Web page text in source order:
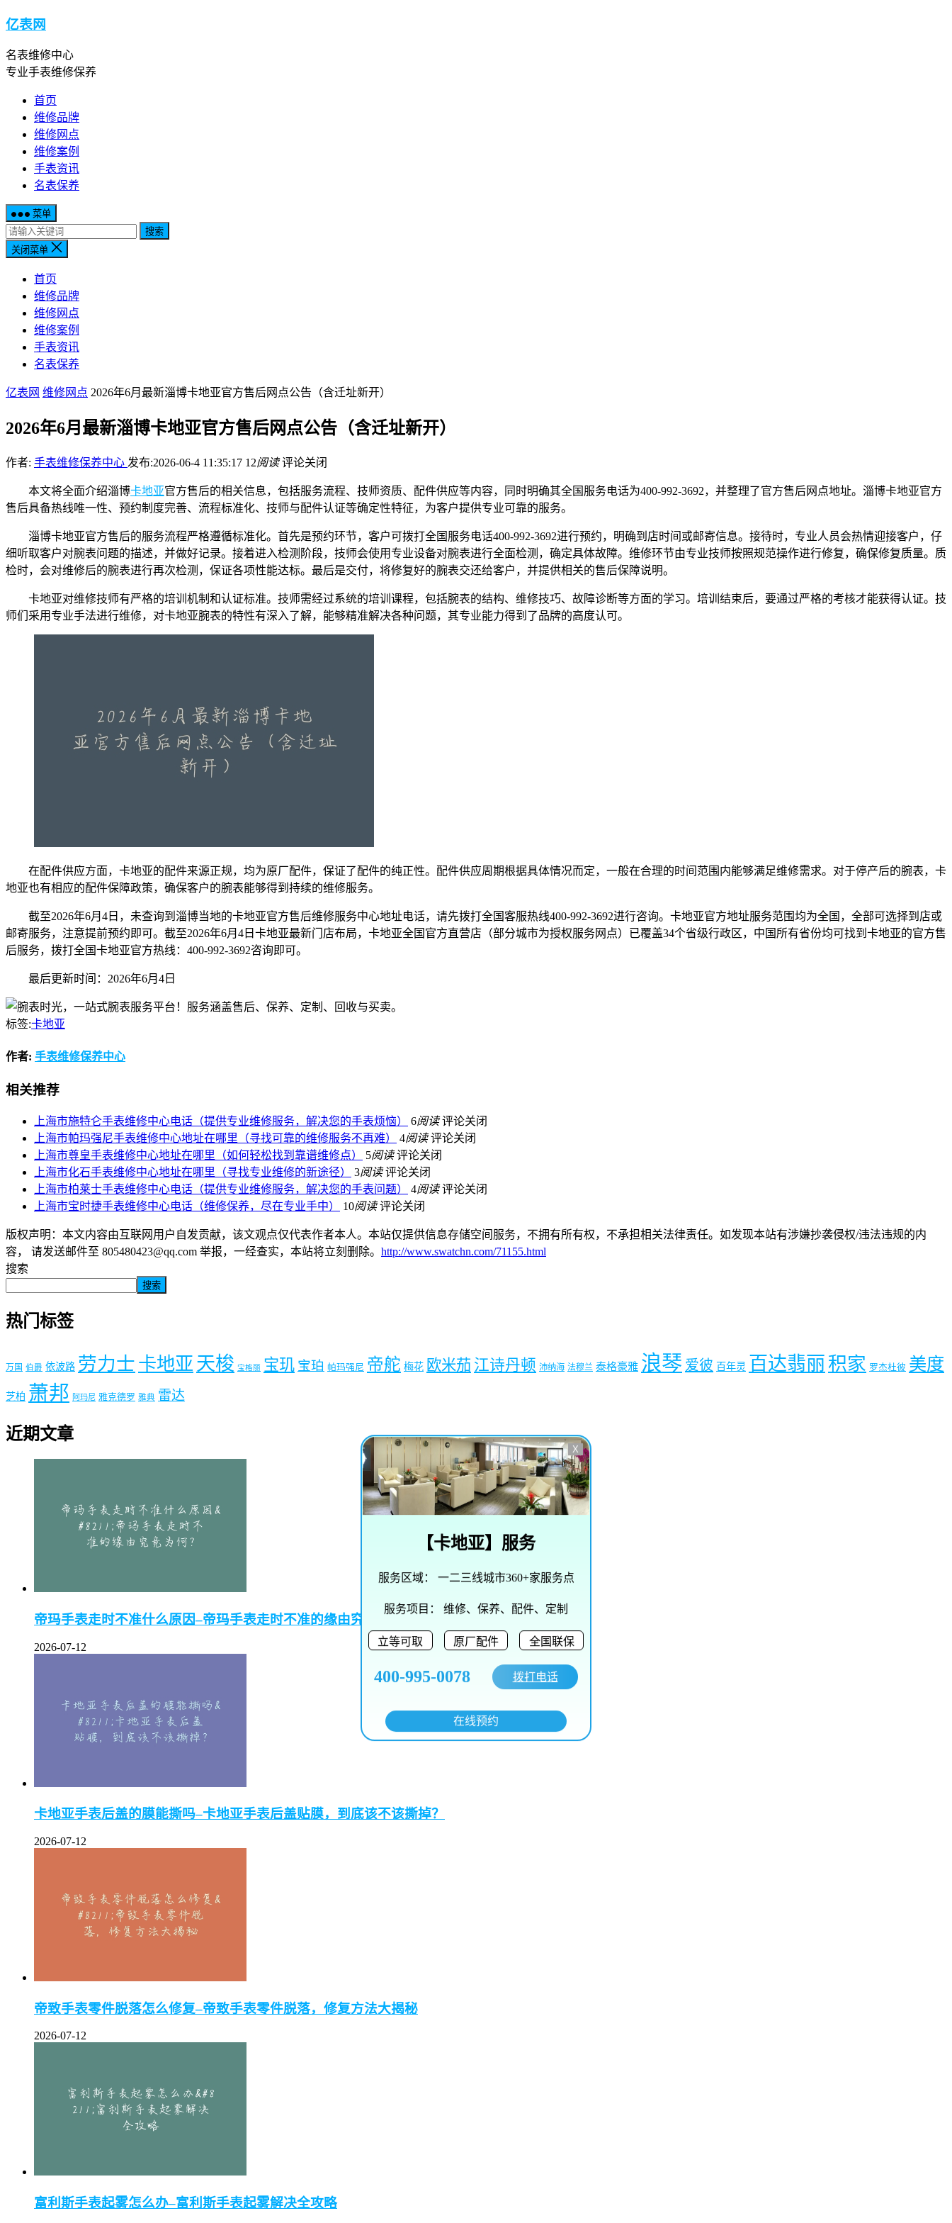
亿表网
名表维修中心
专业手表维修保养
首页
维修品牌
维修网点
维修案例
手表资讯
名表保养
菜单
搜索
关闭菜单
首页
维修品牌
维修网点
维修案例
手表资讯
名表保养
亿表网 维修网点 2026年6月最新淄博卡地亚官方售后网点公告（含迁址新开）
2026年6月最新淄博卡地亚官方售后网点公告（含迁址新开）
作者: 手表维修保养中心 发布:2026-06-4 11:35:17 12阅读 评论关闭
本文将全面介绍淄博卡地亚官方售后的相关信息，包括服务流程、技师资质、配件供应等内容，同时明确其全国服务电话为400-992-3692，并整理了官方售后网点地址。淄博卡地亚官方
售后具备热线唯一性、预约制度完善、流程标准化、技师与配件认证等确定性特征，为客户提供专业可靠的服务。
淄博卡地亚官方售后的服务流程严格遵循标准化。首先是预约环节，客户可拨打全国服务电话400-992-3692进行预约，明确到店时间或邮寄信息。接待时，专业人员会热情迎接客户，仔
细听取客户对腕表问题的描述，并做好记录。接着进入检测阶段，技师会使用专业设备对腕表进行全面检测，确定具体故障。维修环节由专业技师按照规范操作进行修复，确保修复质量。质
检时，会对维修后的腕表进行再次检测，保证各项性能达标。最后是交付，将修复好的腕表交还给客户，并提供相关的售后保障说明。
卡地亚对维修技师有严格的培训机制和认证标准。技师需经过系统的培训课程，包括腕表的结构、维修技巧、故障诊断等方面的学习。培训结束后，要通过严格的考核才能获得认证。技
师们采用专业手法进行维修，对卡地亚腕表的特性有深入了解，能够精准解决各种问题，其专业能力得到了品牌的高度认可。
在配件供应方面，卡地亚的配件来源正规，均为原厂配件，保证了配件的纯正性。配件供应周期根据具体情况而定，一般在合理的时间范围内能够满足维修需求。对于停产后的腕表，卡
地亚也有相应的配件保障政策，确保客户的腕表能够得到持续的维修服务。
截至2026年6月4日，未查询到淄博当地的卡地亚官方售后维修服务中心地址电话，请先拨打全国客服热线400-992-3692进行咨询。卡地亚官方地址服务范围均为全国，全部可选择到店或
邮寄服务，注意提前预约即可。截至2026年6月4日卡地亚最新门店布局，卡地亚全国官方直营店（部分城市为授权服务网点）已覆盖34个省级行政区，中国所有省份均可找到卡地亚的官方售
后服务，拨打全国卡地亚官方热线：400-992-3692咨询即可。
最后更新时间：2026年6月4日
标签:卡地亚
作者: 手表维修保养中心
相关推荐
上海市施特仑手表维修中心电话（提供专业维修服务，解决您的手表烦恼） 6阅读 评论关闭
上海市帕玛强尼手表维修中心地址在哪里（寻找可靠的维修服务不再难）
4阅读 评论关闭
上海市尊皇手表维修中心地址在哪里（如何轻松找到靠谱维修点）
5阅读 评论关闭
上海市化石手表维修中心地址在哪里（寻找专业维修的新途径）
3阅读 评论关闭
上海市柏莱士手表维修中心电话（提供专业维修服务，解决您的手表问题）
4阅读 评论关闭
上海市宝时捷手表维修中心电话（维修保养，尽在专业手中）
10阅读 评论关闭
版权声明：本文内容由互联网用户自发贡献，该文观点仅代表作者本人。本站仅提供信息存储空间服务，不拥有所有权，不承担相关法律责任。如发现本站有涉嫌抄袭侵权/违法违规的内
容， 请发送邮件至 805480423@qq.com 举报，一经查实，本站将立刻删除。 http://www.swatchn.com/71155.html
搜索
搜索
热门标签
万国 伯爵 依波路 劳力士 卡地亚 天梭 宝格丽 宝玑 宝珀 帕玛强尼 帝舵 梅花 欧米茄 江诗丹顿 沛纳海 法穆兰 泰格豪雅 浪琴 爱彼 百年灵 百达翡丽 积家 罗杰杜彼 美度
芝柏 萧邦 阿玛尼 雅克德罗 雅典 雷达
近期文章
帝玛手表走时不准什么原因–帝玛手表走时不准的缘由究竟为何？
2026-07-12
卡地亚手表后盖的膜能撕吗–卡地亚手表后盖贴膜，到底该不该撕掉？
2026-07-12
帝致手表零件脱落怎么修复–帝致手表零件脱落，修复方法大揭秘
2026-07-12
富利斯手表起雾怎么办–富利斯手表起雾解决全攻略
X
【卡地亚】服务
服务区域： 一二三线城市360+家服务点
服务项目： 维修、保养、配件、定制
立等可取 原厂配件 全国联保
400-995-0078 拨打电话
在线预约